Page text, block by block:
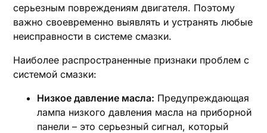
серьезным повреждениям двигателя. Поэтому
важно своевременно выявлять и устранять любые
неисправности в системе смазки.
Наиболее распространенные признаки проблем с
системой смазки:
Низкое давление масла: Предупреждающая
лампа низкого давления масла на приборной
панели – это серьезный сигнал, который